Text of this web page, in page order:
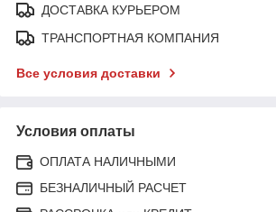
ДОСТАВКА КУРЬЕРОМ
ТРАНСПОРТНАЯ КОМПАНИЯ
Все условия доставки
Условия оплаты
ОПЛАТА НАЛИЧНЫМИ
БЕЗНАЛИЧНЫЙ РАСЧЕТ